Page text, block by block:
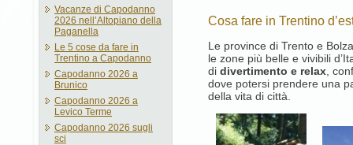
Vacanze di Capodanno
2026 nell’Altopiano della
Paganella
Le 5 cose da fare in
Trentino a Capodanno
Capodanno 2026 a
Brunico
Capodanno 2026 a
Levico Terme
Capodanno 2026 sugli
sci
Cosa fare in Trentino
Le province di Trento e
le zone più belle e vivibili
di divertimento e relax,
dove potersi prendere una
della vita di città.